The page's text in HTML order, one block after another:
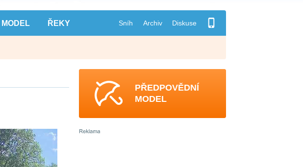
MODEL ŘEKY Sníh Archiv Diskuse
PŘEDPOVĚDNÍ
MODEL